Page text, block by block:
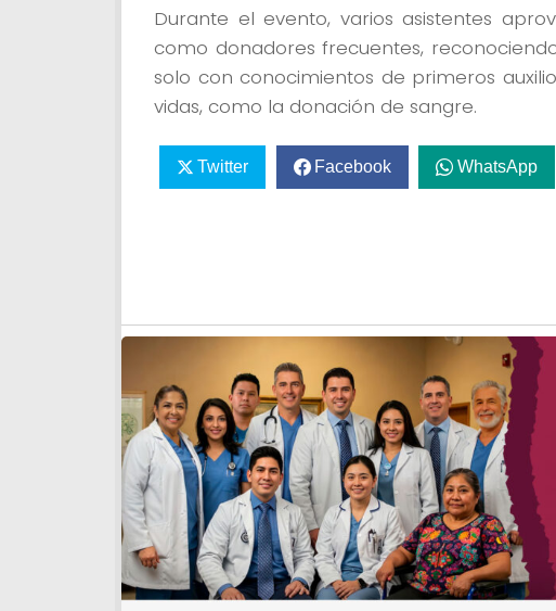
Durante el evento, varios asistentes
como donadores frecuentes,
solo con conocimientos de primeros
vidas, como la donación de sangre.
Twitter Facebook WhatsApp